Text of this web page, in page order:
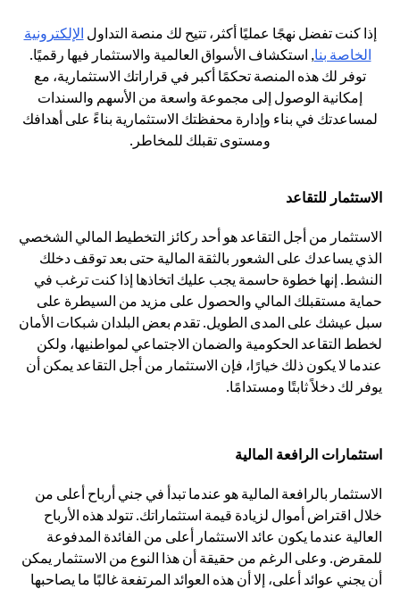
إذا كنت تفضل نهجًا عمليًا أكثر، تتيح لك منصة التداول الإلكترونية
الخاصة بناopens in a new tab
, استكشاف الأسواق العالمية والاستثمار فيها رقميًا.
توفر لك هذه المنصة تحكمًا أكبر في قراراتك الاستثمارية، مع
إمكانية الوصول إلى مجموعة واسعة من الأسهم والسندات
لمساعدتك في بناء وإدارة محفظتك الاستثمارية بناءً على أهدافك
ومستوى تقبلك للمخاطر.
الاستثمار للتقاعد
الاستثمار من أجل التقاعد هو أحد ركائز التخطيط المالي الشخصي
الذي يساعدك على الشعور بالثقة المالية حتى بعد توقف دخلك
النشط. إنها خطوة حاسمة يجب عليك اتخاذها إذا كنت ترغب في
حماية مستقبلك المالي والحصول على مزيد من السيطرة على
سبل عيشك على المدى الطويل. تقدم بعض البلدان شبكات الأمان
لخطط التقاعد الحكومية والضمان الاجتماعي لمواطنيها، ولكن
عندما لا يكون ذلك خيارًا، فإن الاستثمار من أجل التقاعد يمكن أن
يوفر لك دخلاً ثابتًا ومستدامًا.
استثمارات الرافعة المالية
الاستثمار بالرافعة المالية هو عندما تبدأ في جني أرباح أعلى من
خلال اقتراض أموال لزيادة قيمة استثماراتك. تتولد هذه الأرباح
العالية عندما يكون عائد الاستثمار أعلى من الفائدة المدفوعة
للمقرض. وعلى الرغم من حقيقة أن هذا النوع من الاستثمار يمكن
أن يجني عوائد أعلى، إلا أن هذه العوائد المرتفعة غالبًا ما يصاحبها